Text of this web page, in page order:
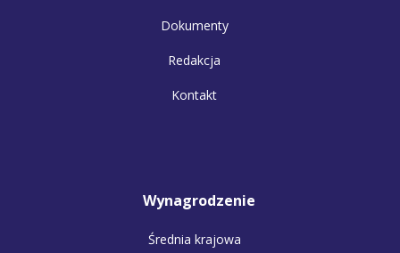
Dokumenty
Redakcja
Kontakt
Wynagrodzenie
Średnia krajowa